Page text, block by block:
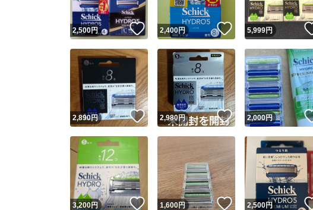
2,500円 いいね！
2,400円 いいね！
5,999円
2,890円 いいね！
2,980円 いいね！
2,000円
3,200円 いいね！
1,600円 いいね！
2,500円